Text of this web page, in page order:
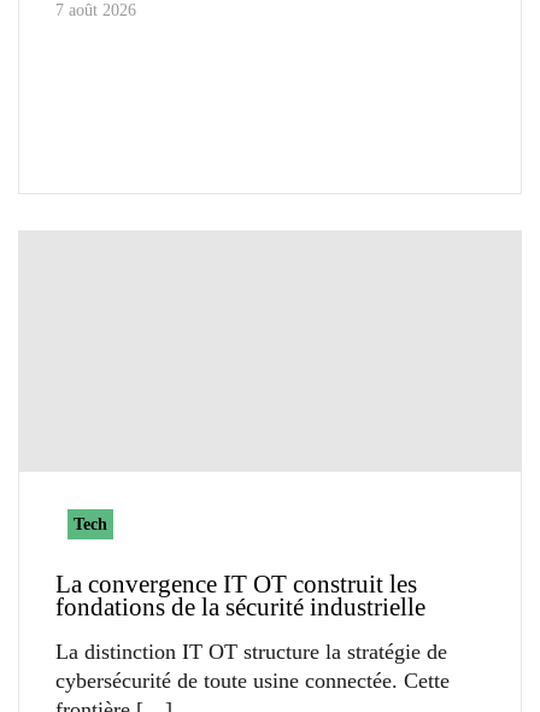
7 août 2026
Tech
La convergence IT OT construit les
fondations de la sécurité industrielle
La distinction IT OT structure la stratégie de
cybersécurité de toute usine connectée. Cette